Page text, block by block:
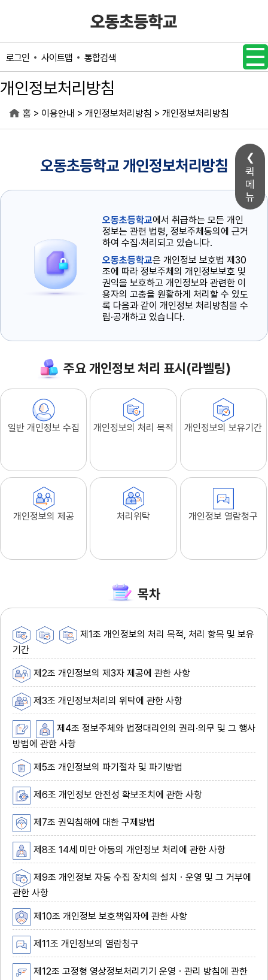
퀵
메
뉴
로그인 사이트맵 통합검색
개인정보처리방침
홈 > 이용안내 > 개인정보처리방침 > 개인정보처리방침
오동초등학교 개인정보처리방침
오동초등학교에서 취급하는 모든 개인
정보는 관련 법령, 정보주체동의에 근거
하여 수집·처리되고 있습니다.
오동초등학교은 개인정보 보호법 제30
조에 따라 정보주체의 개인정보보호 및
권익을 보호하고 개인정보와 관련한 이
용자의 고충을 원활하게 처리할 수 있도
록 다음과 같이 개인정보 처리방침을 수
립·공개하고 있습니다.
주요 개인정보 처리 표시(라벨링)
일반 개인정보 수집 개인정보의 처리 목적 개인정보의 보유기간
개인정보의 제공 처리위탁 개인정보 열람청구
목차
제1조 개인정보의 처리 목적, 처리 항목 및 보유
기간
제2조 개인정보의 제3자 제공에 관한 사항
제3조 개인정보처리의 위탁에 관한 사항
제4조 정보주체와 법정대리인의 권리·의무 및 그 행사
방법에 관한 사항
제5조 개인정보의 파기절차 및 파기방법
제6조 개인정보 안전성 확보조치에 관한 사항
제7조 권익침해에 대한 구제방법
제8조 14세 미만 아동의 개인정보 처리에 관한 사항
제9조 개인정보 자동 수집 장치의 설치ㆍ운영 및 그 거부에
관한 사항
제10조 개인정보 보호책임자에 관한 사항
제11조 개인정보의 열람청구
제12조 고정형 영상정보처리기기 운영ㆍ관리 방침에 관한